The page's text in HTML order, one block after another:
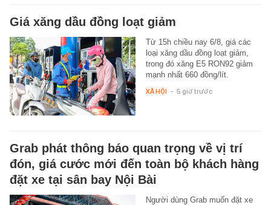
Giá xăng dầu đồng loạt giảm
Từ 15h chiều nay 6/8, giá các
loại xăng dầu đồng loạt giảm,
trong đó xăng E5 RON92 giảm
mạnh nhất 660 đồng/lít.
XÃ HỘI - 5 giờ trước
Grab phát thông báo quan trọng về vị trí
đón, giá cước mới đến toàn bộ khách hàng
đặt xe tại sân bay Nội Bài
Người dùng Grab muốn đặt xe